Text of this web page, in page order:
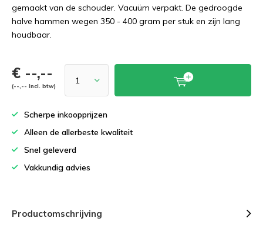
gemaakt van de schouder. Vacuüm verpakt. De gedroogde
halve hammen wegen 350 - 400 gram per stuk en zijn lang
houdbaar.
€ --,--
(--,-- Incl. btw)
Scherpe inkoopprijzen
Alleen de allerbeste kwaliteit
Snel geleverd
Vakkundig advies
Productomschrijving